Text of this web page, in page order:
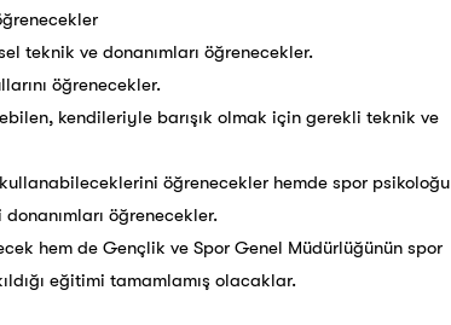
teknik ve donanımları öğrenecekler.
öğrenecekler.
kendileriyle barışık olmak için gerekli teknik ve
öğrenecekler hemde spor psikoloğu
öğrenecekler.
hem de Gençlik ve Spor Genel Müdürlüğünün spor
eğitimi tamamlamış olacaklar.